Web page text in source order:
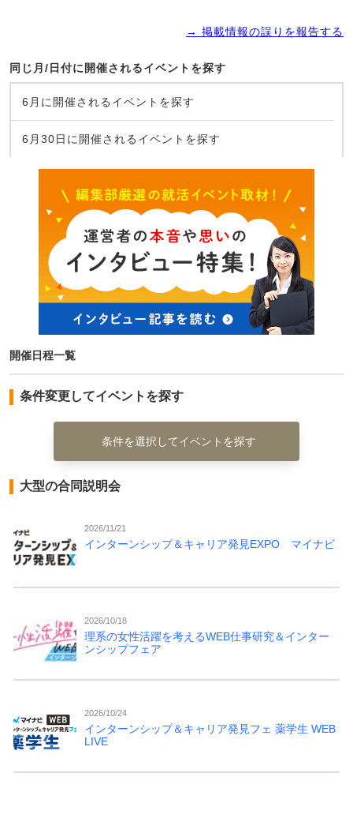
→ 掲載情報の誤りを報告する
同じ月/日付に開催されるイベントを探す
6月に開催されるイベントを探す
6月30日に開催されるイベントを探す
開催日程一覧
条件変更してイベントを探す
条件を選択してイベントを探す
大型の合同説明会
2026/11/21
インターンシップ＆キャリア発見EXPO マイナビ
2026/10/18
理系の女性活躍を考えるWEB仕事研究＆インター
ンシップフェア
2026/10/24
インターンシップ＆キャリア発見フェ 薬学生 WEB
LIVE